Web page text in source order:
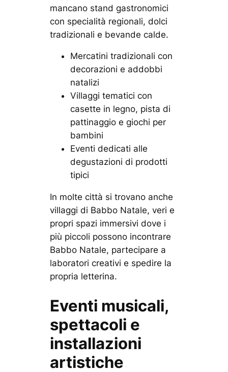
mancano stand gastronomici
con specialità regionali, dolci
tradizionali e bevande calde.
Mercatini tradizionali con
decorazioni e addobbi
natalizi
Villaggi tematici con
casette in legno, pista di
pattinaggio e giochi per
bambini
Eventi dedicati alle
degustazioni di prodotti
tipici
In molte città si trovano anche
villaggi di Babbo Natale, veri e
propri spazi immersivi dove i
più piccoli possono incontrare
Babbo Natale, partecipare a
laboratori creativi e spedire la
propria letterina.
Eventi musicali,
spettacoli e
installazioni
artistiche